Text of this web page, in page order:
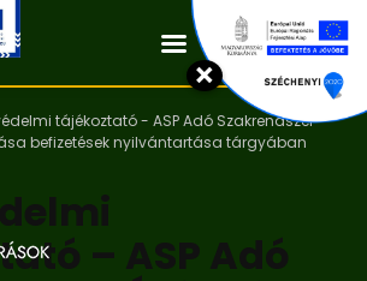
Kapcsolat
tájékoztató - ASP Adó Szakrendszer
befizetések nyilvántartása tárgyában
– ASP Adó
×